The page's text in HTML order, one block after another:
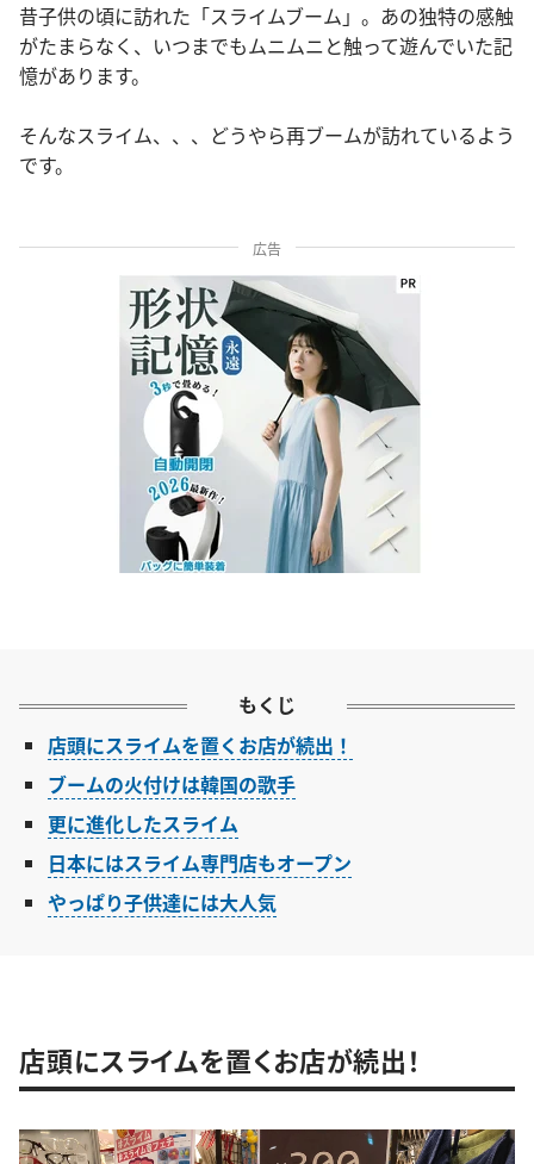
昔子供の頃に訪れた「スライムブーム」。あの独特の感触
がたまらなく、いつまでもムニムニと触って遊んでいた記
憶があります。
そんなスライム、、、どうやら再ブームが訪れているよう
です。
広告
もくじ
店頭にスライムを置くお店が続出！
ブームの火付けは韓国の歌手
更に進化したスライム
日本にはスライム専門店もオープン
やっぱり子供達には大人気
店頭にスライムを置くお店が続出！